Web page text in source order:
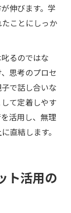
伸びます。学
ことにしっか
るのではな
思考のプロセ
で話し合いな
て定着しやす
活用し、無理
直結します。
ト活用の